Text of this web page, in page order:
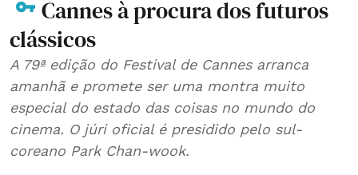
Cannes à procura dos futuros
clássicos
A 79ª edição do Festival de Cannes arranca
amanhã e promete ser uma montra muito
especial do estado das coisas no mundo do
cinema. O júri oficial é presidido pelo sul-
coreano Park Chan-wook.